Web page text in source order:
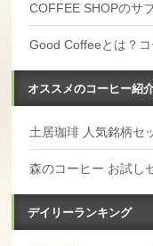
COFFEE SHOPのサ
Good Coffeeとは？
オススメのコーヒー紹
土居珈琲 人気銘柄セ
森のコーヒー お試し
デイリーランキング